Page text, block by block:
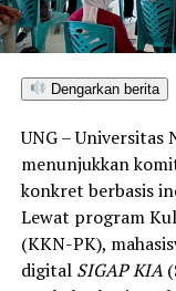
“Literasi
menyampaikan
apabila mengalami
terang Taufik.
Selain skrining
nakes Puskesmas
pelayanan Cek
Dengarkan berita
UNG – Universitas
menunjukkan
konkret berbasis
Lewat program
(KKN-PK),
digital SIGAP KIA